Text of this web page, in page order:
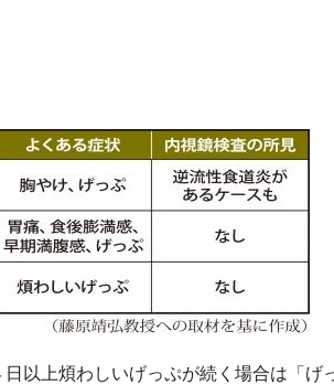
以上煩わしいげっぷが続く場合は「げ